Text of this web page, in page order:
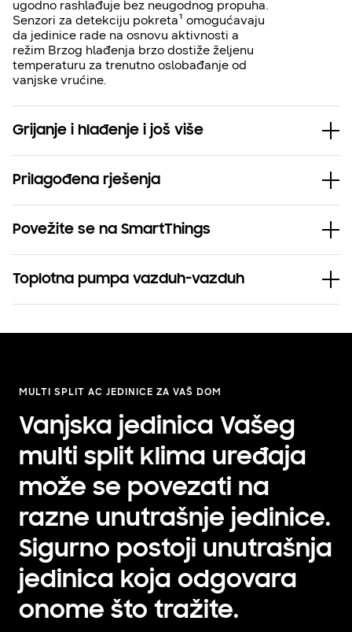
ugodno rashlađuje bez neugodnog propuha.
Senzori za detekciju pokreta¹ omogućavaju
da jedinice rade na osnovu aktivnosti a
režim Brzog hlađenja brzo dostiže željenu
temperaturu za trenutno oslobađanje od
vanjske vrućine.
Grijanje i hlađenje i još više
Prilagođena rješenja
Povežite se na SmartThings
Toplotna pumpa vazduh-vazduh
MULTI SPLIT AC JEDINICE ZA VAŠ DOM
Vanjska jedinica Vašeg
multi split klima uređaja
može se povezati na
razne unutrašnje jedinice.
Sigurno postoji unutrašnja
jedinica koja odgovara
onome što tražite.